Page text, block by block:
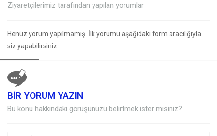
Ziyaretçilerimiz tarafından yapılan yorumlar
Henüz yorum yapılmamış. İlk yorumu aşağıdaki form aracılığıyla
siz yapabilirsiniz.
BİR YORUM YAZIN
Bu konu hakkındaki görüşünüzü belirtmek ister misiniz?
Müşteri Temsilcisi